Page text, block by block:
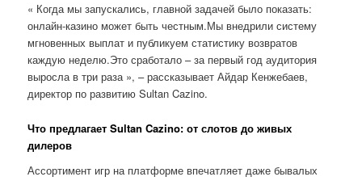
« Когда мы запускались, главной задачей было показать:
онлайн-казино может быть честным.Мы внедрили систему
мгновенных выплат и публикуем статистику возвратов
каждую неделю.Это сработало – за первый год аудитория
выросла в три раза », – рассказывает Айдар Кенжебаев,
директор по развитию Sultan Cazino.
Что предлагает Sultan Cazino: от слотов до живых
дилеров
Ассортимент игр на платформе впечатляет даже бывалых